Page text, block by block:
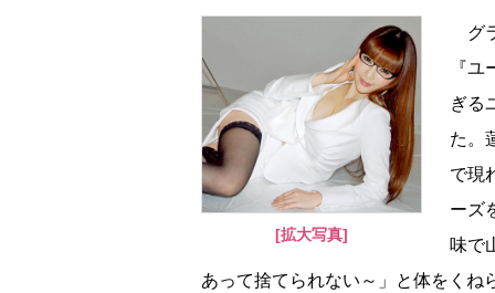
[拡大写真]
グ
『
ぎる
た。
で現
ーズ
味で
あって捨てられない～」と体をくね